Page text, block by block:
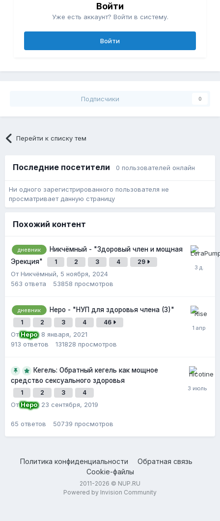
Войти
Уже есть аккаунт? Войти в систему.
Войти
Подписчики 0
Перейти к списку тем
Последние посетители 0 пользователей онлайн
Ни одного зарегистрированного пользователя не
просматривает данную страницу
Похожий контент
дневник
Никчёмный - "Здоровый член и мощная
Эрекция"
1 2 3 4 29
От Никчёмный, 5 ноября, 2024
563 ответа 53858 просмотров
дневник Неро - "НУП для здоровья члена (3)"
1 2 3 4 46
ОтНеро, 8 января, 2021
913 ответов 131828 просмотров
Кегель: Обратный кегель как мощное
средство сексуального здоровья
1 2 3 4
ОтНеро, 23 сентября, 2019
65 ответов 50739 просмотров
Политика конфиденциальности
Обратная связь
Cookie-файлы
2011-2026 © NUP.RU
Powered by Invision Community